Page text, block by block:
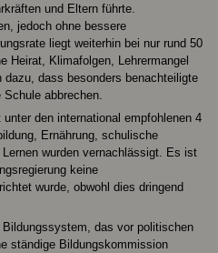
und Eltern führte.
jedoch ohne bessere
liegt weiterhin bei nur rund 50
Heirat, Klimafolgen, Lehrermangel
dass besonders benachteiligte
abbrechen.
den international empfohlenen 4
Ernährung, schulische
wurden vernachlässigt. Es ist
keine
wurde, obwohl dies dringend
das vor politischen
ständige Bildungskommission